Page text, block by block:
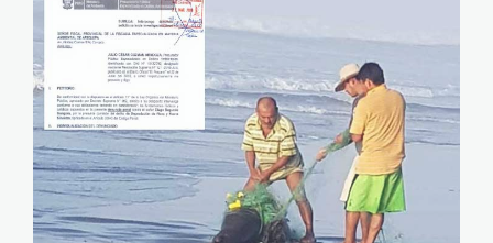
lobo-marino—ipama